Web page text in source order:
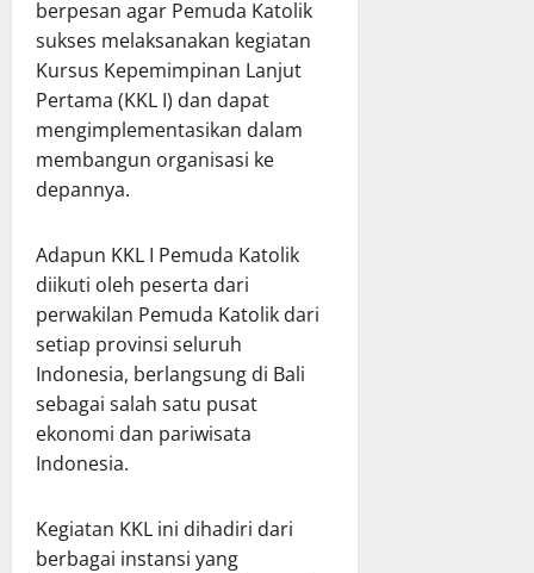
berpesan agar Pemuda Katolik
sukses melaksanakan kegiatan
Kursus Kepemimpinan Lanjut
Pertama (KKL I) dan dapat
mengimplementasikan dalam
membangun organisasi ke
depannya.
Adapun KKL I Pemuda Katolik
diikuti oleh peserta dari
perwakilan Pemuda Katolik dari
setiap provinsi seluruh
Indonesia, berlangsung di Bali
sebagai salah satu pusat
ekonomi dan pariwisata
Indonesia.
Kegiatan KKL ini dihadiri dari
berbagai instansi yang